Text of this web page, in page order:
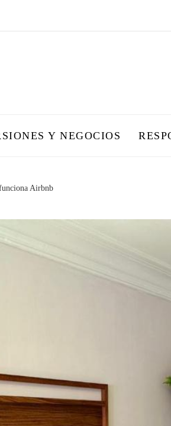
Y NEGOCIOS
Airbnb